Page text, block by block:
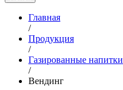
Главная
/
Продукция
/
Газированные напитки
/
Вендинг